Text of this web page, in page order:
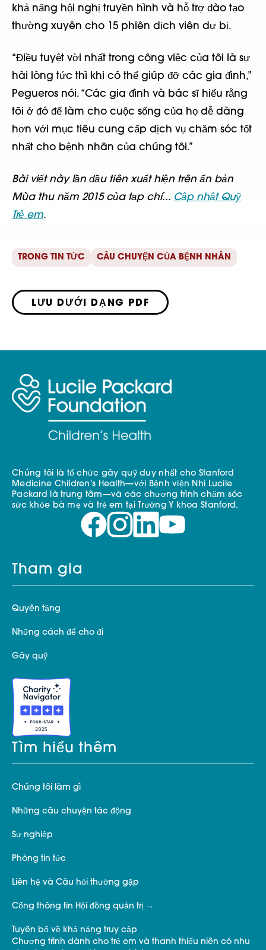
khả năng hội nghị truyền hình và hỗ trợ đào tạo
thường xuyên cho 15 phiên dịch viên dự bị.
“Điều tuyệt vời nhất trong công việc của tôi là sự
hài lòng tức thì khi có thể giúp đỡ các gia đình,”
Pegueros nói. “Các gia đình và bác sĩ hiểu rằng
tôi ở đó để làm cho cuộc sống của họ dễ dàng
hơn với mục tiêu cung cấp dịch vụ chăm sóc tốt
nhất cho bệnh nhân của chúng tôi.”
Bài viết này lần đầu tiên xuất hiện trên ấn bản
Mùa thu năm 2015 của tạp chí... Cập nhật Quỹ
Trẻ em.
TRONG TIN TỨC CÂU CHUYỆN CỦA BỆNH NHÂN
LƯU DƯỚI DẠNG PDF
Chúng tôi là tổ chức gây quỹ duy nhất cho Stanford
Medicine Children's Health—với Bệnh viện Nhi Lucile
Packard là trung tâm—và các chương trình chăm sóc
sức khỏe bà mẹ và trẻ em tại Trường Y khoa Stanford.
Tham gia
Quyên tặng
Những cách để cho đi
Gây quỹ
Tìm hiểu thêm
Chúng tôi làm gì
Những câu chuyện tác động
Sự nghiệp
Phòng tin tức
Liên hệ và Câu hỏi thường gặp
Cổng thông tin Hội đồng quản trị
Tuyên bố về khả năng truy cập
Chương trình dành cho trẻ em và thanh thiếu niên có nhu